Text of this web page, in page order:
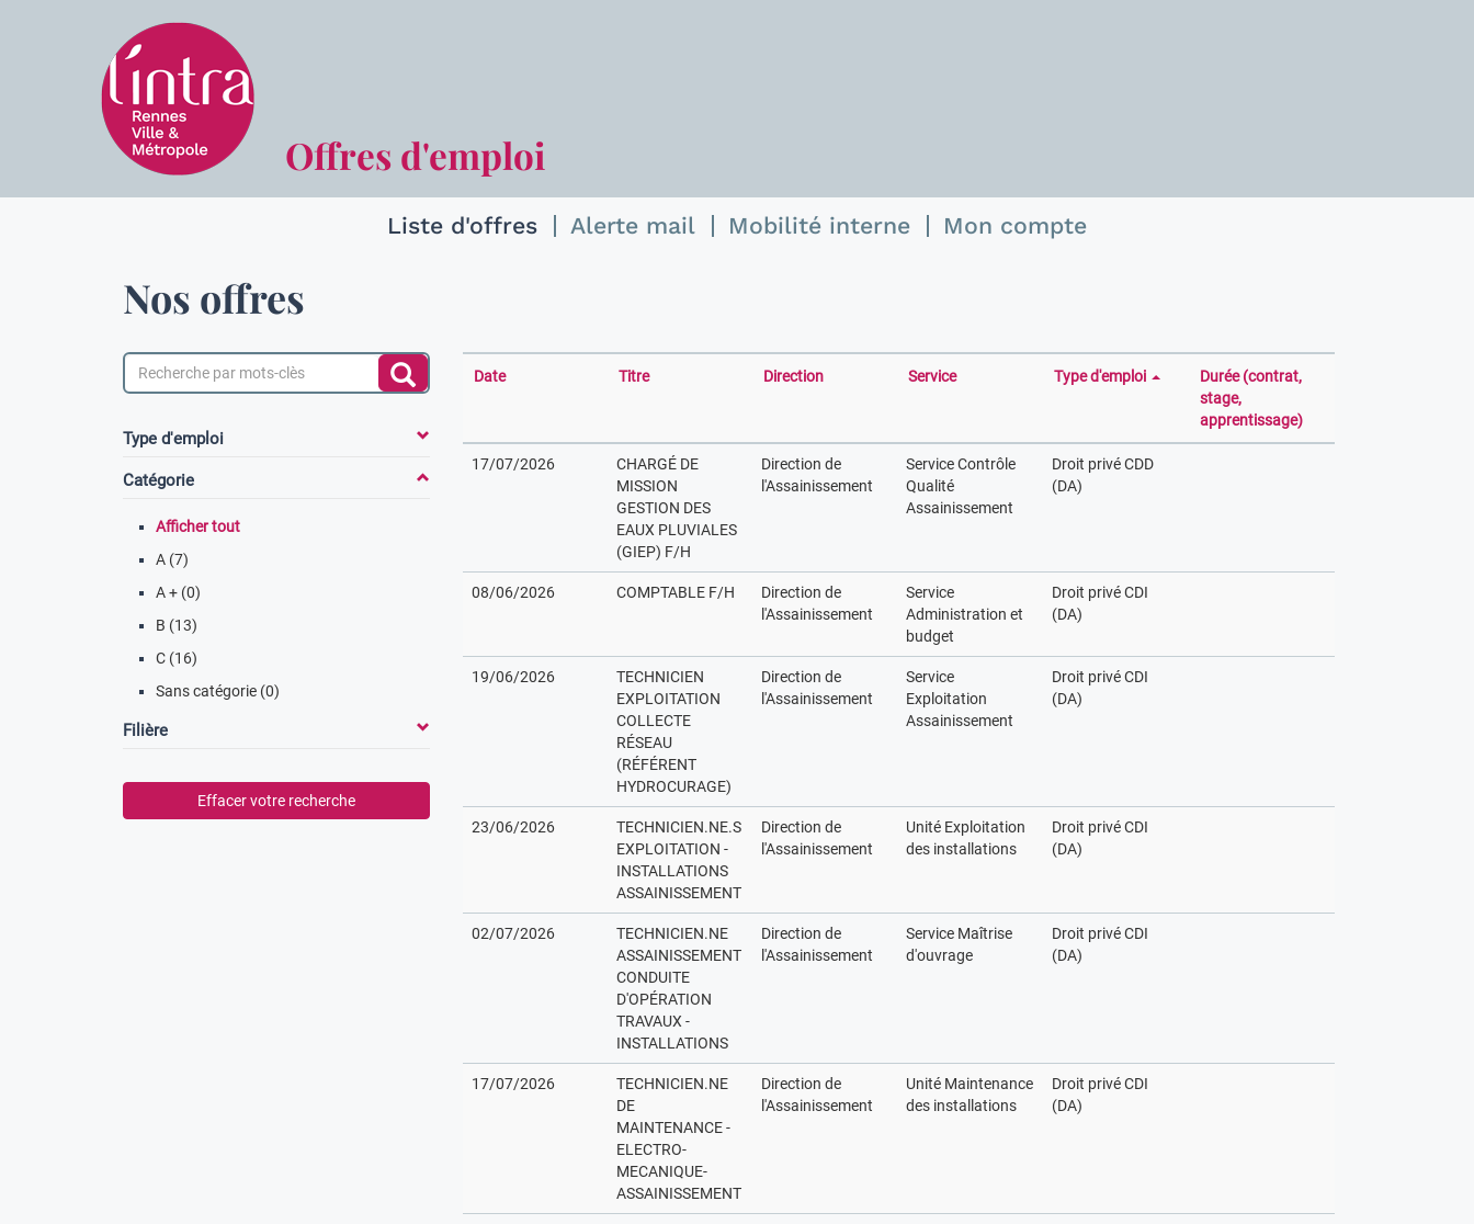
Offres d'emploi
Liste d'offres Alerte mail Mobilité interne Mon compte
Nos offres
Type d'emploi
Catégorie
Afficher tout
A (7)
A + (0)
B (13)
C (16)
Sans catégorie (0)
Filière
Effacer votre recherche
Date Titre Direction Service Type d'emploi
Durée (contrat,
stage,
apprentissage)
17/07/2026
CHARGÉ DE
MISSION
GESTION DES
EAUX PLUVIALES
(GIEP) F/H
Direction de
l'Assainissement
Service Contrôle
Qualité
Assainissement
Droit privé CDD
(DA)
08/06/2026 COMPTABLE F/H
Direction de
l'Assainissement
Service
Administration et
budget
Droit privé CDI
(DA)
19/06/2026
TECHNICIEN
EXPLOITATION
COLLECTE
RÉSEAU
(RÉFÉRENT
HYDROCURAGE)
Direction de
l'Assainissement
Service
Exploitation
Assainissement
Droit privé CDI
(DA)
23/06/2026
TECHNICIEN.NE.S
EXPLOITATION -
INSTALLATIONS
ASSAINISSEMENT
Direction de
l'Assainissement
Unité Exploitation
des installations
Droit privé CDI
(DA)
02/07/2026
TECHNICIEN.NE
ASSAINISSEMENT
CONDUITE
D'OPÉRATION
TRAVAUX -
INSTALLATIONS
Direction de
l'Assainissement
Service Maîtrise
d'ouvrage
Droit privé CDI
(DA)
17/07/2026
TECHNICIEN.NE
DE
MAINTENANCE -
ELECTRO-
MECANIQUE-
ASSAINISSEMENT
Direction de
l'Assainissement
Unité Maintenance
des installations
Droit privé CDI
(DA)